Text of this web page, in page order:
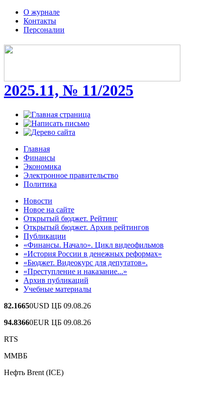
О журнале
Контакты
Персоналии
2025.11, № 11/2025
Главная
Финансы
Экономика
Электронное правительство
Политика
Новости
Новое на сайте
Открытый бюджет. Рейтинг
Открытый бюджет. Архив рейтингов
Публикации
«Финансы. Начало». Цикл видеофильмов
«История России в денежных реформах»
«Бюджет. Видеокурс для депутатов».
«Преступление и наказание...»
Архив публикаций
Учебные материалы
82.16650USD ЦБ 09.08.26
94.83660EUR ЦБ 09.08.26
RTS
ММВБ
Нефть Brent (ICE)